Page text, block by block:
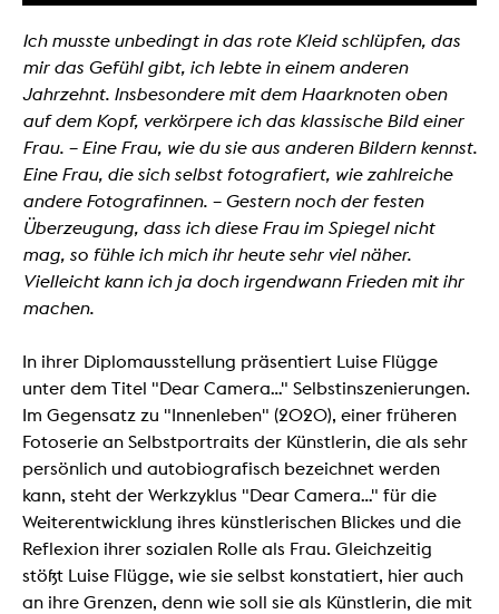
Ich musste unbedingt in das rote Kleid schlüpfen, das
mir das Gefühl gibt, ich lebte in einem anderen
Jahrzehnt. Insbesondere mit dem Haarknoten oben
auf dem Kopf, verkörpere ich das klassische Bild einer
Frau. – Eine Frau, wie du sie aus anderen Bildern kennst.
Eine Frau, die sich selbst fotografiert, wie zahlreiche
andere Fotografinnen. – Gestern noch der festen
Überzeugung, dass ich diese Frau im Spiegel nicht
mag, so fühle ich mich ihr heute sehr viel näher.
Vielleicht kann ich ja doch irgendwann Frieden mit ihr
machen.
In ihrer Diplomausstellung präsentiert Luise Flügge
unter dem Titel "Dear Camera..." Selbstinszenierungen.
Im Gegensatz zu "Innenleben" (2020), einer früheren
Fotoserie an Selbstportraits der Künstlerin, die als sehr
persönlich und autobiografisch bezeichnet werden
kann, steht der Werkzyklus "Dear Camera..." für die
Weiterentwicklung ihres künstlerischen Blickes und die
Reflexion ihrer sozialen Rolle als Frau. Gleichzeitig
stößt Luise Flügge, wie sie selbst konstatiert, hier auch
an ihre Grenzen, denn wie soll sie als Künstlerin, die mit